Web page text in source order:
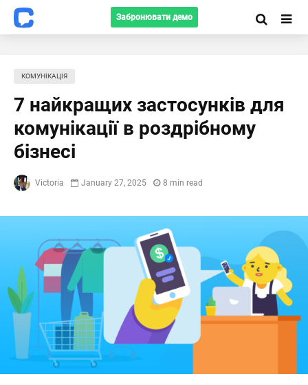
Забронювати демо
КОМУНІКАЦІЯ
7 найкращих застосунків для
комунікації в роздрібному
бізнесі
Victoria January 27, 2025 8 min read